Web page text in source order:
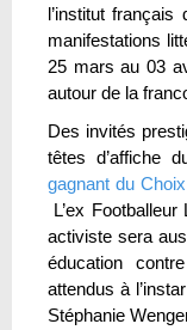
l’institut
manifestations
25 mars au 03
autour de la
Des invités
têtes d’affiche
gagnant du
L’ex
activiste sera
éducation
attendus à
Stéphanie